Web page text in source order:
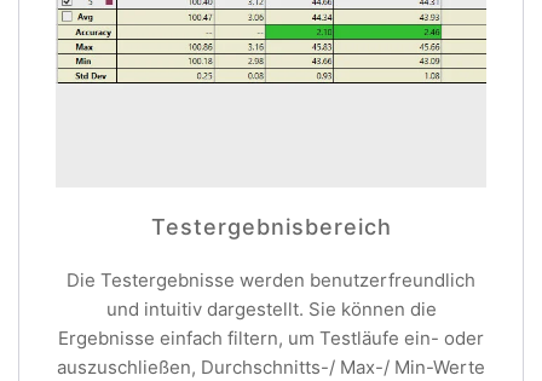
Testergebnisbereich
Die Testergebnisse werden benutzerfreundlich
und intuitiv dargestellt. Sie können die
Ergebnisse einfach filtern, um Testläufe ein- oder
auszuschließen, Durchschnitts-/ Max-/ Min-Werte